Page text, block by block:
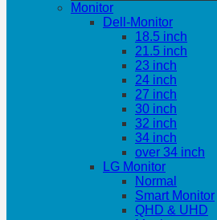
Monitor
Dell-Monitor
18.5 inch
21.5 inch
23 inch
24 inch
27 inch
30 inch
32 inch
34 inch
over 34 inch
LG Monitor
Normal
Smart Monitor
QHD & UHD